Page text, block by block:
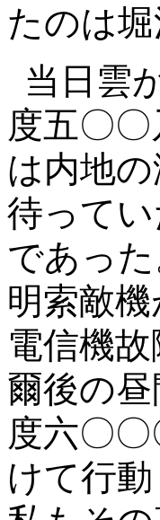
たのは
当日雲
度五〇
は内地
待って
であっ
明索敵
電信機
爾後の
度六〇
けて行